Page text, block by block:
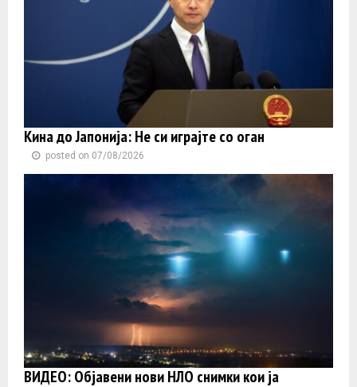
Кина до Јапонија: Не си играјте со оган
posted on 07/08/2026
ВИДЕО: Објавени нови НЛО снимки кои ја